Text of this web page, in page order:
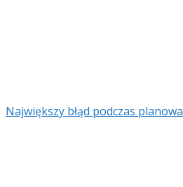
Największy błąd podczas